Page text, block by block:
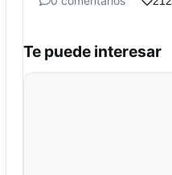
Te puede interesar